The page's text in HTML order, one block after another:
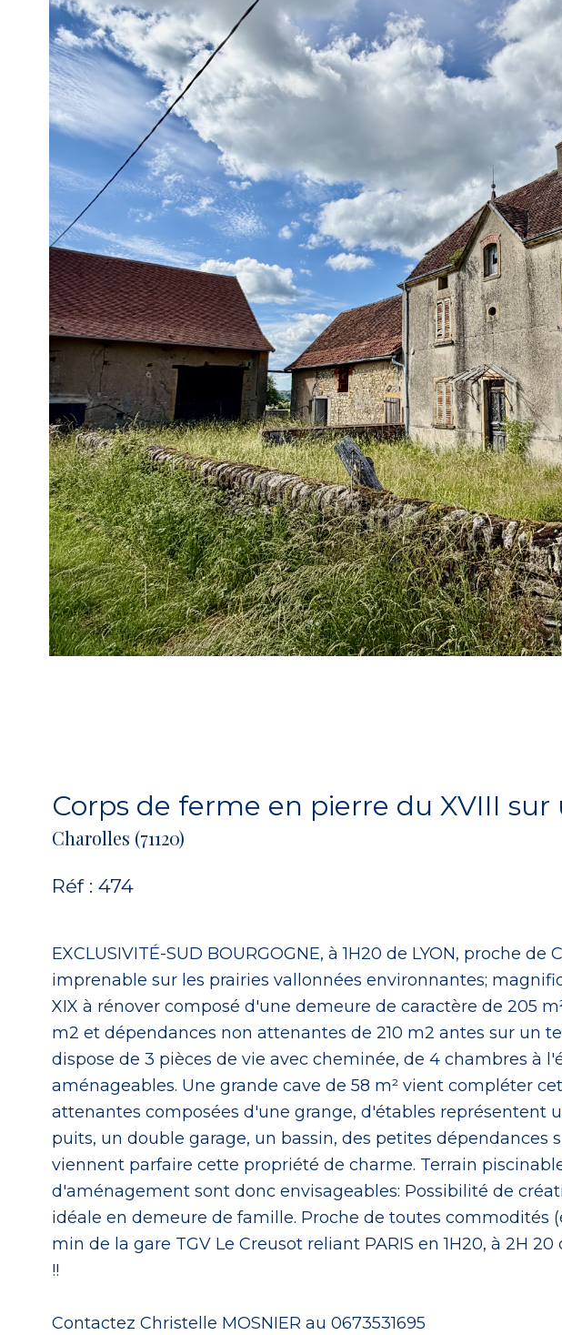
Corps de ferme en pierre du XVIII
Charolles (71120)
Réf : 474
EXCLUSIVITÉ-SUD BOURGOGNE, à 1H20 de LYON, proche
imprenable sur les prairies vallonnées environnantes;
XIX à rénover composé d'une demeure de caractère de 205
m2 et dépendances non attenantes de 210 m2 antes sur un
dispose de 3 pièces de vie avec cheminée, de 4 chambres à
aménageables. Une grande cave de 58 m² vient compléter
attenantes composées d'une grange, d'étables représentent
puits, un double garage, un bassin, des petites dépendances
viennent parfaire cette propriété de charme. Terrain
d'aménagement sont donc envisageables: Possibilité de
idéale en demeure de famille. Proche de toutes commodités
min de la gare TGV Le Creusot reliant PARIS en 1H20, à 2H
!!
Contactez Christelle MOSNIER au 0673531695